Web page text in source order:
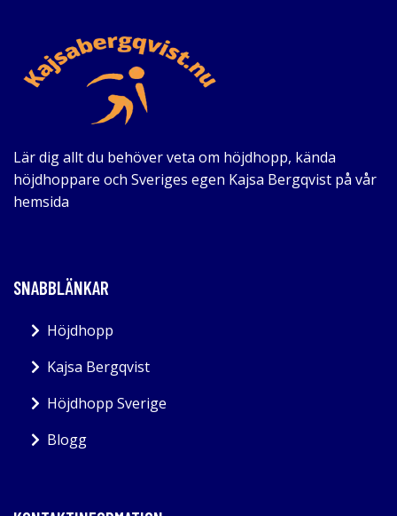
Lär dig allt du behöver veta om höjdhopp, kända
höjdhoppare och Sveriges egen Kajsa Bergqvist på vår
hemsida
SNABBLÄNKAR
Höjdhopp
Kajsa Bergqvist
Höjdhopp Sverige
Blogg